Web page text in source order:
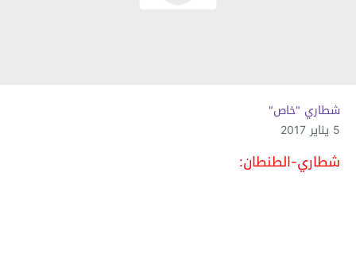
شطاري "خاص"
5 يناير 2017
شطاري-الطنطان: